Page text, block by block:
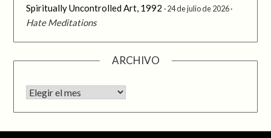
Spiritually Uncontrolled Art, 1992
24 de julio de 2026
Hate Meditations
ARCHIVO
Archivo